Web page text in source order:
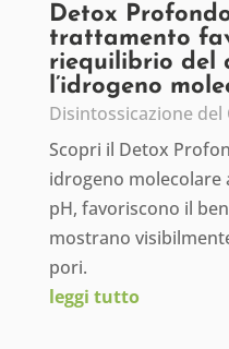
Detox
trattamento
riequilibrio del
l’idrogeno
Disintossicazione del
Scopri il Detox
idrogeno
pH, favoriscono il
mostrano
pori.
leggi tutto